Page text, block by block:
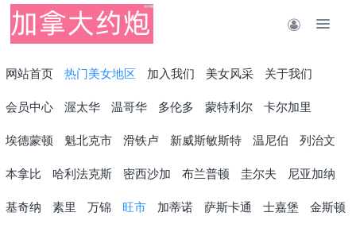
网站首页 热门美女地区 加入我们 美女风采 关于我们
会员中心 渥太华 温哥华 多伦多 蒙特利尔 卡尔加里
埃德蒙顿 魁北克市 滑铁卢 新威斯敏斯特 温尼伯 列治文
本拿比 哈利法克斯 密西沙加 布兰普顿 圭尔夫 尼亚加纳
基奇纳 素里 万锦 旺市 加蒂诺 萨斯卡通 士嘉堡 金斯顿